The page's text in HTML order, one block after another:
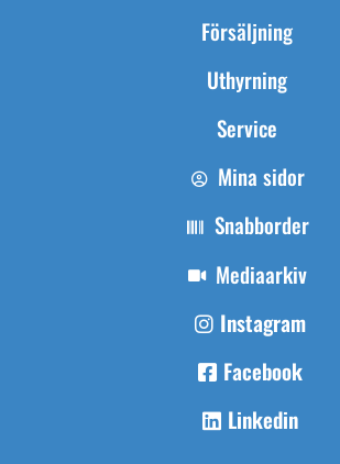
Försäljning
Uthyrning
Service
Mina sidor
Snabborder
Mediaarkiv
Instagram
Facebook
Linkedin